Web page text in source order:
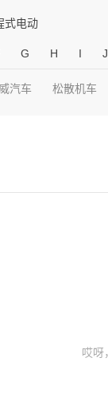
式电动
G H I J
汽车 松散机车
哎呀